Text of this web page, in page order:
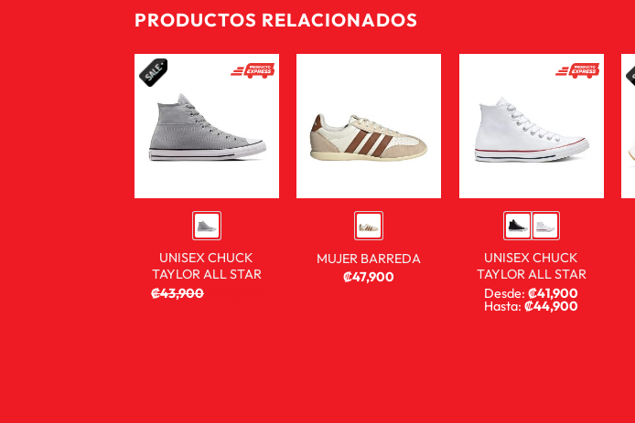
PRODUCTOS RELACIONADOS
UNISEX CHUCK
TAYLOR ALL STAR
₡43,900
MUJER BARREDA
₡47,900
UNISEX CHUCK
TAYLOR ALL STAR
Desde:₡41,900
Hasta:₡44,900